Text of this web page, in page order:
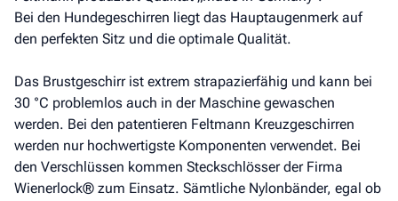
Bei den Hundegeschirren liegt das Hauptaugenmerk auf
den perfekten Sitz und die optimale Qualität.
Das Brustgeschirr ist extrem strapazierfähig und kann bei
30 °C problemlos auch in der Maschine gewaschen
werden. Bei den patentieren Feltmann Kreuzgeschirren
werden nur hochwertigste Komponenten verwendet. Bei
den Verschlüssen kommen Steckschlösser der Firma
Wienerlock® zum Einsatz. Sämtliche Nylonbänder, egal ob